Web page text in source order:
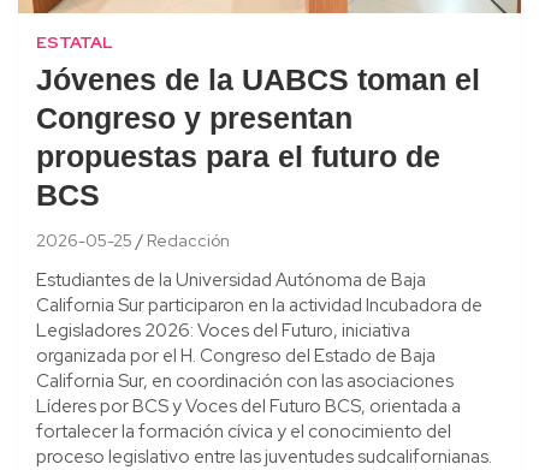
ESTATAL
Jóvenes de la UABCS toman el
Congreso y presentan
propuestas para el futuro de
BCS
2026-05-25 Redacción
Estudiantes de la Universidad Autónoma de Baja
California Sur participaron en la actividad Incubadora de
Legisladores 2026: Voces del Futuro, iniciativa
organizada por el H. Congreso del Estado de Baja
California Sur, en coordinación con las asociaciones
Líderes por BCS y Voces del Futuro BCS, orientada a
fortalecer la formación cívica y el conocimiento del
proceso legislativo entre las juventudes sudcalifornianas.